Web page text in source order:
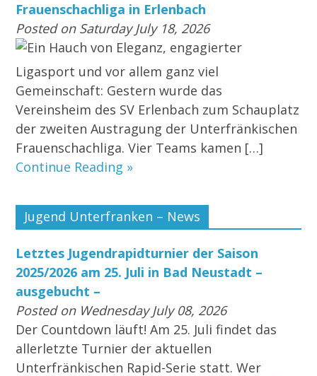
Frauenschachliga in Erlenbach
Posted on Saturday July 18, 2026
Ein Hauch von Eleganz, engagierter
Ligasport und vor allem ganz viel
Gemeinschaft: Gestern wurde das
Vereinsheim des SV Erlenbach zum Schauplatz
der zweiten Austragung der Unterfränkischen
Frauenschachliga. Vier Teams kamen […]
Continue Reading »
Jugend Unterfranken – News
Letztes Jugendrapidturnier der Saison
2025/2026 am 25. Juli in Bad Neustadt –
ausgebucht –
Posted on Wednesday July 08, 2026
Der Countdown läuft! Am 25. Juli findet das
allerletzte Turnier der aktuellen
Unterfränkischen Rapid-Serie statt. Wer